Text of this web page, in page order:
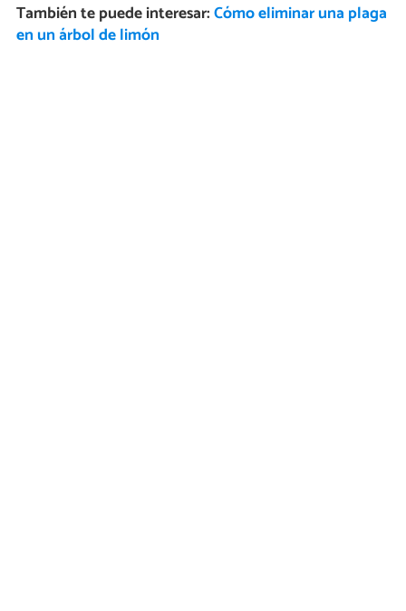
También te puede interesar:Cómo eliminar una plaga
en un árbol de limón